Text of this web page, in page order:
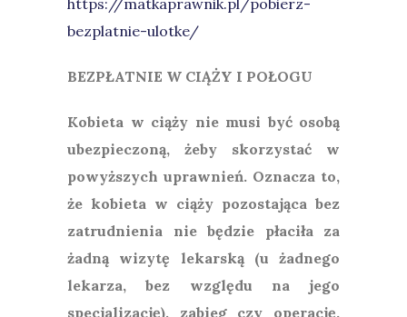
https://matkaprawnik.pl/pobierz-
bezplatnie-ulotke/
BEZPŁATNIE W CIĄŻY I POŁOGU
Kobieta w ciąży nie musi być osobą
ubezpieczoną, żeby skorzystać w
powyższych uprawnień. Oznacza to,
że kobieta w ciąży pozostająca bez
zatrudnienia nie będzie płaciła za
żadną wizytę lekarską (u żadnego
lekarza, bez względu na jego
specjalizację), zabieg czy operację.